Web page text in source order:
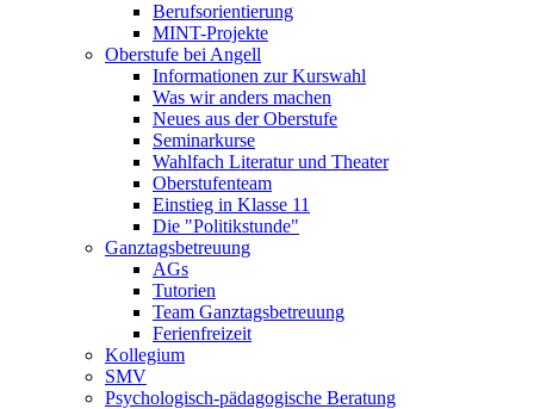
Berufsorientierung
MINT-Projekte
Oberstufe bei Angell
Informationen zur Kurswahl
Was wir anders machen
Neues aus der Oberstufe
Seminarkurse
Wahlfach Literatur und Theater
Oberstufenteam
Einstieg in Klasse 11
Die "Politikstunde"
Ganztagsbetreuung
AGs
Tutorien
Team Ganztagsbetreuung
Ferienfreizeit
Kollegium
SMV
Psychologisch-pädagogische Beratung